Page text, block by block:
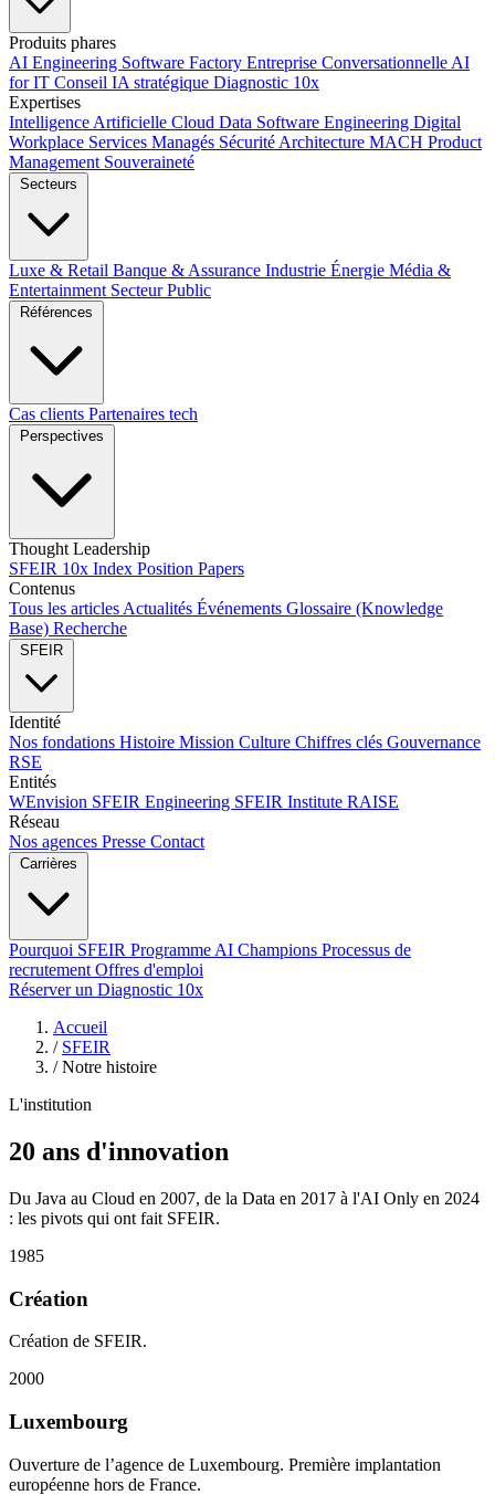
Produits phares
AI Engineering Software Factory Entreprise Conversationnelle AI
for IT Conseil IA stratégique Diagnostic 10x
Expertises
Intelligence Artificielle Cloud Data Software Engineering Digital
Workplace Services Managés Sécurité Architecture MACH Product
Management Souveraineté
Secteurs
Luxe & Retail Banque & Assurance Industrie Énergie Média &
Entertainment Secteur Public
Références
Cas clients Partenaires tech
Perspectives
Thought Leadership
SFEIR 10x Index Position Papers
Contenus
Tous les articles Actualités Événements Glossaire (Knowledge
Base) Recherche
SFEIR
Identité
Nos fondations Histoire Mission Culture Chiffres clés Gouvernance
RSE
Entités
WEnvision SFEIR Engineering SFEIR Institute RAISE
Réseau
Nos agences Presse Contact
Carrières
Pourquoi SFEIR Programme AI Champions Processus de
recrutement Offres d'emploi
Réserver un Diagnostic 10x
Accueil
/ SFEIR
/ Notre histoire
L'institution
20 ans d'innovation
Du Java au Cloud en 2007, de la Data en 2017 à l'AI Only en 2024
: les pivots qui ont fait SFEIR.
1985
Création
Création de SFEIR.
2000
Luxembourg
Ouverture de l’agence de Luxembourg. Première implantation
européenne hors de France.